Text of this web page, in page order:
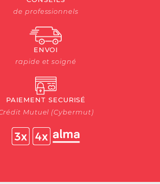
de professionnels
ENVOI
rapide et soigné
PAIEMENT SECURISÉ
Mutuel (Cybermut)